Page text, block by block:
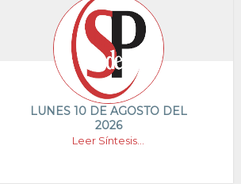
LUNES 10 DE AGOSTO DEL
2026
Leer Síntesis...